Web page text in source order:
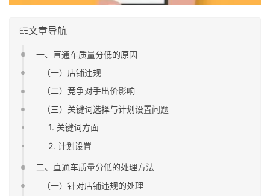
文章导航
一、直通车质量分低的原因
（一）店铺违规
（二）竞争对手出价影响
（三）关键词选择与计划设置问题
1. 关键词方面
2. 计划设置
二、直通车质量分低的处理方法
（一）针对店铺违规的处理